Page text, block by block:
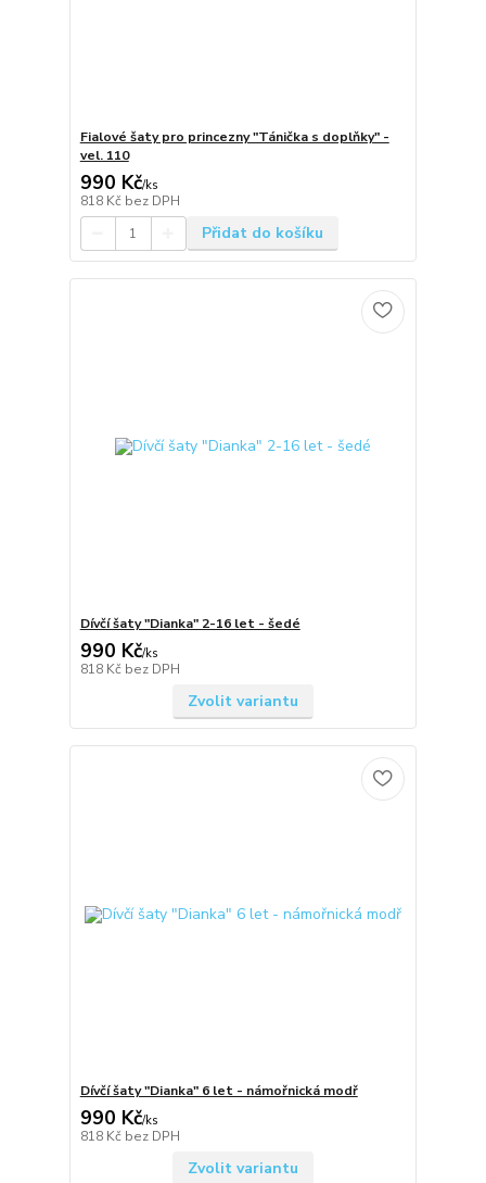
Fialové šaty pro princezny "Tánička s doplňky" -
vel. 110
990 Kč/ks
818 Kč bez DPH
Přidat do košíku
Dívčí šaty "Dianka" 2-16 let - šedé
990 Kč/ks
818 Kč bez DPH
Zvolit variantu
Dívčí šaty "Dianka" 6 let - námořnická modř
990 Kč/ks
818 Kč bez DPH
Zvolit variantu